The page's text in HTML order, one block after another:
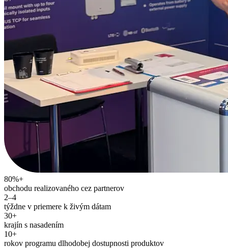
80%+
obchodu realizovaného cez partnerov
2–4
týždne v priemere k živým dátam
30+
krajín s nasadením
10+
rokov programu dlhodobej dostupnosti produktov